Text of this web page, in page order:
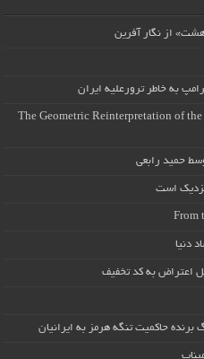
از نگار آفرین
به خاطر ترورعلیه ایران
The Geometric Reinterpretation of
حمید رابعی
نزدیک است
From
دنیا
اعتراض به کد تخفیف
حاکمیت تنگه هرمز به ایرانیان